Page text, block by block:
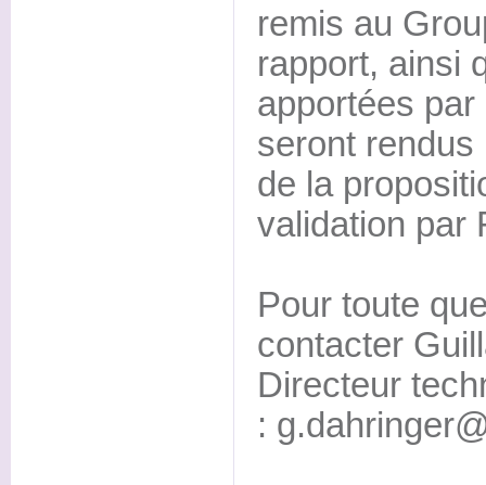
remis au
rapport, ainsi
apportées
seront
de la
validation par
Pour toute
contacter
Directeur
: